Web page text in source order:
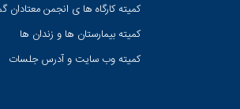
کمیته کارگاه ها ی انجمن معتادان
کمیته بیمارستان ها و زندان ها
کمیته وب سایت و آدرس جلسات